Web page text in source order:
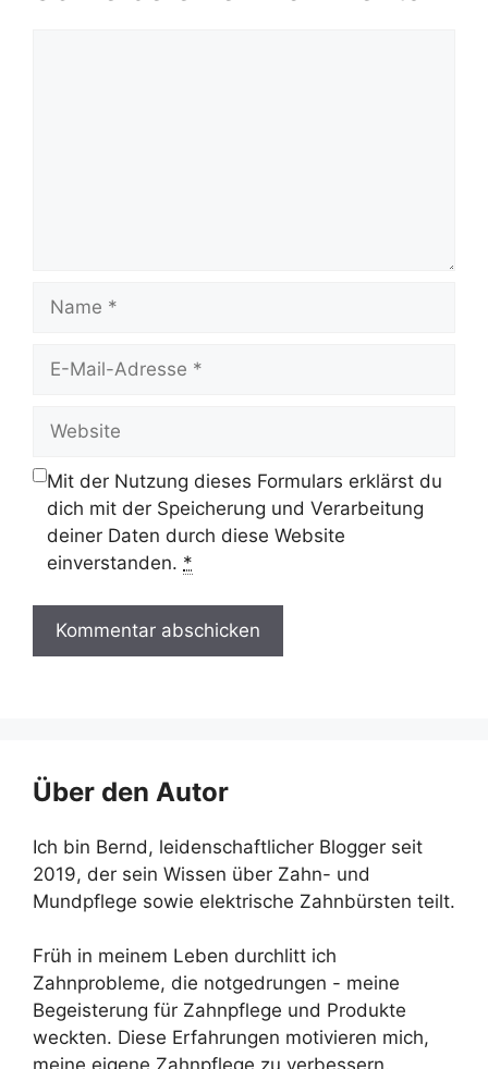
Name
Website
Mit der Nutzung dieses Formulars erklärst du
dich mit der Speicherung und Verarbeitung
deiner Daten durch diese Website
einverstanden. *
Über den Autor
Ich bin Bernd, leidenschaftlicher Blogger seit
2019, der sein Wissen über Zahn- und
Mundpflege sowie elektrische Zahnbürsten teilt.
Früh in meinem Leben durchlitt ich
Zahnprobleme, die notgedrungen - meine
Begeisterung für Zahnpflege und Produkte
weckten. Diese Erfahrungen motivieren mich,